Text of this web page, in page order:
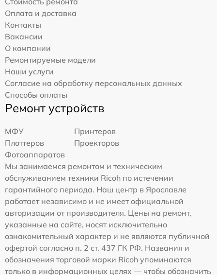
Оплата и доставка
Контакты
Вакансии
О компании
Ремонтируемые модели
Наши услуги
Согласие на обработку персональных данных
Способы оплаты
Ремонт устройств
МФУ
Принтеров
Плоттеров
Проекторов
Фотоаппаратов
Мы занимаемся ремонтом и техническим
обслуживанием техники Ricoh по истечении
гарантийного периода. Наш центр в Ярославле
работает независимо и не имеет официальной
авторизации от производителя. Цены на ремонт,
указанные на сайте, носят исключительно
ознакомительный характер и не являются публичной
офертой согласно п. 2 ст. 437 ГК РФ. Названия и
обозначения торговой марки Ricoh упоминаются
только в информационных целях — чтобы обозначить